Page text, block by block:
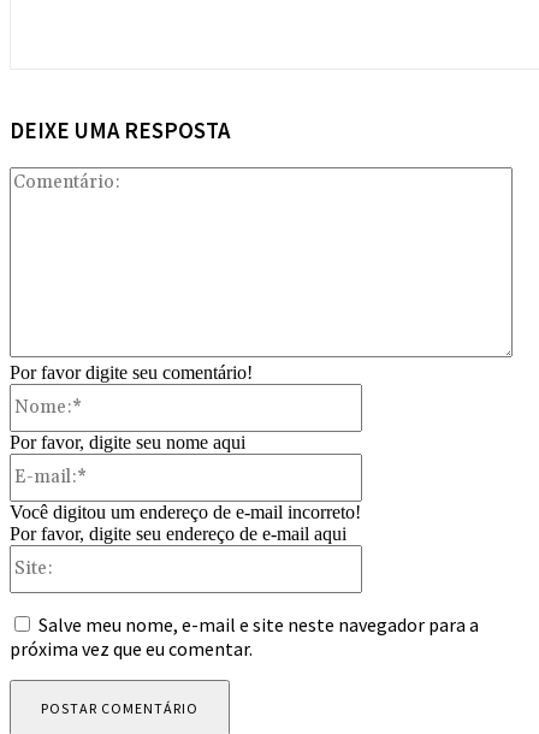
DEIXE UMA RESPOSTA
Por favor digite seu comentário!
Por favor, digite seu nome aqui
Você digitou um endereço de e-mail incorreto!
Por favor, digite seu endereço de e-mail aqui
Salve meu nome, e-mail e site neste navegador para a
próxima vez que eu comentar.